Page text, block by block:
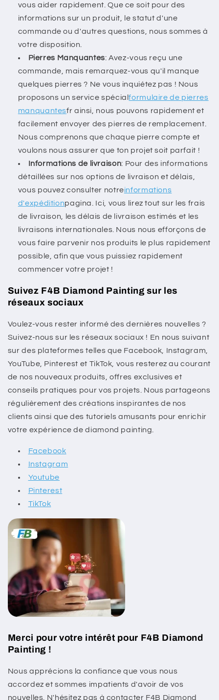
vous aider rapidement. Que ce soit pour des
informations sur un produit, le statut d'une
commande ou d'autres questions, nous sommes à
votre disposition.
Pierres Manquantes: Avez-vous reçu une
commande, mais remarquez-vous qu'il manque
quelques pierres ? Ne vous inquiétez pas ! Nous
proposons un service spécialformulaire de pierres
manquantesfr ainsi, nous pouvons rapidement et
facilement envoyer des pierres de remplacement.
Nous comprenons que chaque pierre compte et
voulons nous assurer que ton projet soit parfait !
Informations de livraison: Pour des informations
détaillées sur nos options de livraison et délais,
vous pouvez consulter notreinformations
d'expéditionpagina. Ici, vous lirez tout sur les frais
de livraison, les délais de livraison estimés et les
livraisons internationales. Nous nous efforçons de
vous faire parvenir nos produits le plus rapidement
possible, afin que vous puissiez rapidement
commencer votre projet !
Suivez F4B Diamond Painting sur les
réseaux sociaux
Voulez-vous rester informé des dernières nouvelles ?
Suivez-nous sur les réseaux sociaux ! En nous suivant
sur des plateformes telles que Facebook, Instagram,
YouTube, Pinterest et TikTok, vous resterez au courant
de nos nouveaux produits, offres exclusives et
conseils pratiques pour vos projets. Nous partageons
régulièrement des créations inspirantes de nos
clients ainsi que des tutoriels amusants pour enrichir
votre expérience de diamond painting.
Facebook
Instagram
Youtube
Pinterest
TikTok
Merci pour votre intérêt pour F4B Diamond
Painting !
Nous apprécions la confiance que vous nous
accordez et sommes impatients d'avoir de vos
nouvelles. N'hésitez pas à contacter F4B Diamond